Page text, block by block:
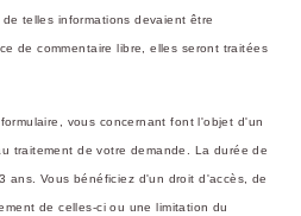
telles informations devaient être
de commentaire libre, elles seront traitées
vous concernant font l'objet d'un
traitement de votre demande. La durée de
ans. Vous bénéficiez d'un droit d'accès, de
de celles-ci ou une limitation du